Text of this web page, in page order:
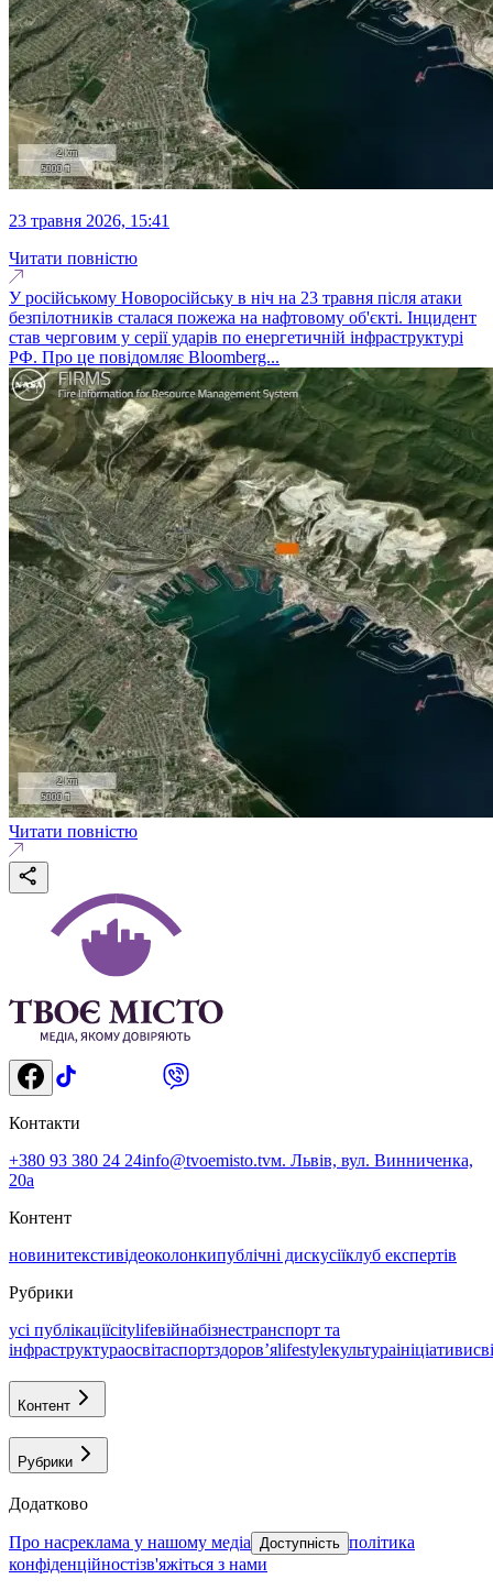
23 травня 2026, 15:41
Читати повністю
У російському Новоросійську в ніч на 23 травня після атаки
безпілотників сталася пожежа на нафтовому об'єкті. Інцидент
став черговим у серії ударів по енергетичній інфраструктурі
РФ. Про це повідомляє Bloomberg...
Читати повністю
Контакти
+380 93 380 24 24info@tvoemisto.tvм. Львів, вул. Винниченка,
20а
Контент
новинитекстивідеоколонкипублічні дискусіїклуб експертів
Рубрики
усі публікаціїcitylifeвійнабізнестранспорт та
інфраструктураосвітаспортздоровʼяlifestyleкультураініціативи
Контент
Рубрики
Додатково
про насреклама у нашому медіа Доступність політика
конфіденційностізв'яжіться з нами